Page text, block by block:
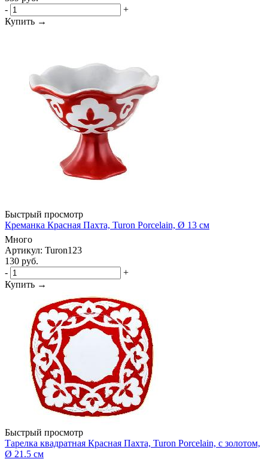
-
+
Купить →
Быстрый просмотр
Креманка Красная Пахта, Turon Porcelain, Ø 13 см
Много
Артикул: Turon123
130 руб.
-
+
Купить →
Быстрый просмотр
Тарелка квадратная Красная Пахта, Turon Porcelain, с золотом,
Ø 21.5 см